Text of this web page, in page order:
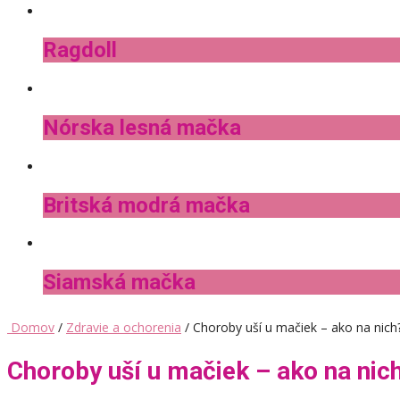
Ragdoll
Nórska lesná mačka
Britská modrá mačka
Siamská mačka
Domov / Zdravie a ochorenia / Choroby uší u mačiek – ako na
Choroby uší u mačiek – ako na